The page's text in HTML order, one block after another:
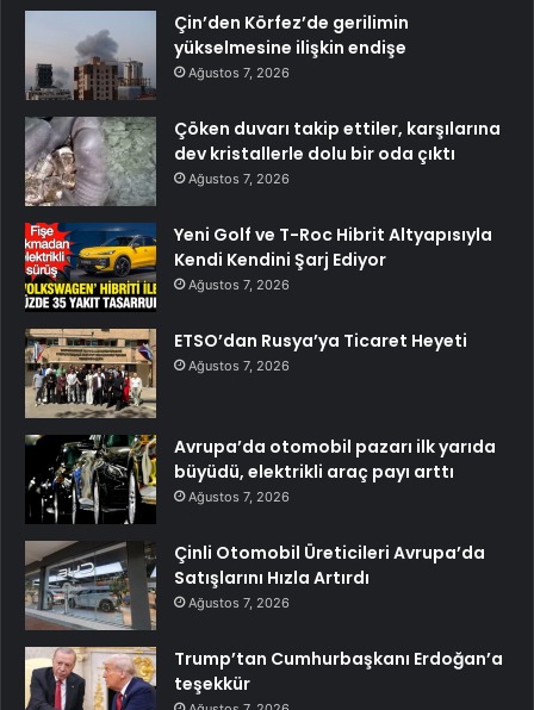
Çin’den Körfez’de gerilimin
yükselmesine ilişkin endişe
Ağustos 7, 2026
Çöken duvarı takip ettiler, karşılarına
dev kristallerle dolu bir oda çıktı
Ağustos 7, 2026
Yeni Golf ve T-Roc Hibrit Altyapısıyla
Kendi Kendini Şarj Ediyor
Ağustos 7, 2026
ETSO’dan Rusya’ya Ticaret Heyeti
Ağustos 7, 2026
Avrupa’da otomobil pazarı ilk yarıda
büyüdü, elektrikli araç payı arttı
Ağustos 7, 2026
Çinli Otomobil Üreticileri Avrupa’da
Satışlarını Hızla Artırdı
Ağustos 7, 2026
Trump’tan Cumhurbaşkanı Erdoğan’a
teşekkür